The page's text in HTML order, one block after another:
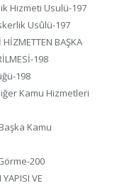
Hizmeti Usulü-197
Usûlü-197
BAŞKA
198
198
Kamu Hizmetleri
Kamu
200
VE